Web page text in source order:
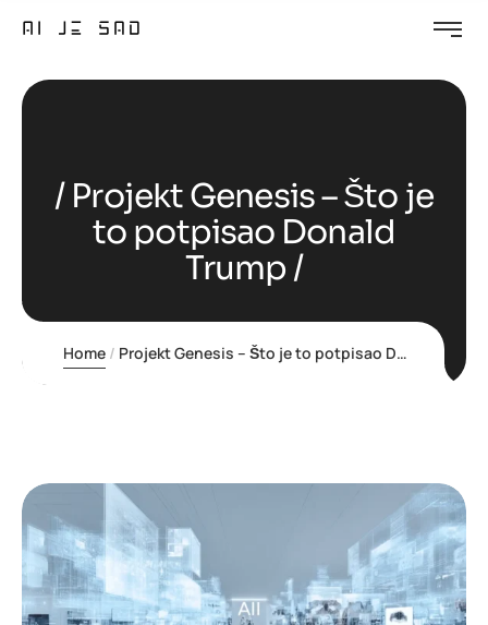
Projekt Genesis – Što je
to potpisao Donald
Trump
Home Projekt Genesis – Što je to potpisao Donald Trump